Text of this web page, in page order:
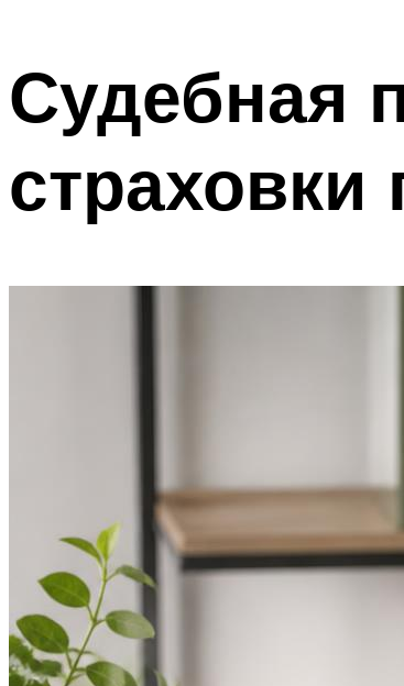
Судебная
страховки